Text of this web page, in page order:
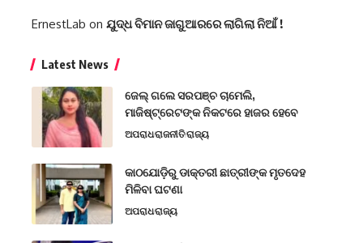
ErnestLab on ଯୁଦ୍ଧ ବିମାନ ଜାଗୁଆରରେ ଲାଗିଲା ନିଆଁ !
Latest News
ଜେଲ୍ ଗଲେ ସରପଞ୍ଚ ଚାମେଲି,
ମାଜିଷ୍ଟ୍ରେଟଙ୍କ ନିକଟରେ ହାଜର ହେବେ
ଅପରାଧରାଜନୀତିରାଜ୍ୟ
କାଠଯୋଡ଼ିରୁ ଡାକ୍ତରୀ ଛାତ୍ରୀଙ୍କ ମୃତଦେହ
ମିଳିବା ଘଟଣା
ଅପରାଧରାଜ୍ୟ